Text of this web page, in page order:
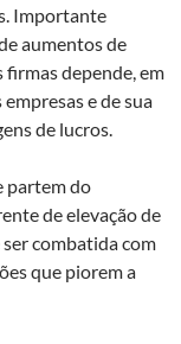
Importante
aumentos de
depende, em
e de sua
de lucros.
partem do
de elevação de
combatida com
que piorem a